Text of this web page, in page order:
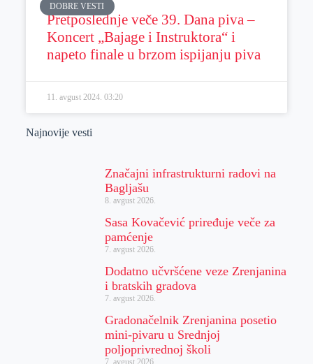
DOBRE VESTI
Pretposlednje veče 39. Dana piva –
Koncert „Bajage i Instruktora“ i
napeto finale u brzom ispijanju piva
11. avgust 2024. 03:20
Najnovije vesti
Značajni infrastrukturni radovi na
Bagljašu
8. avgust 2026.
Sasa Kovačević priređuje veče za
pamćenje
7. avgust 2026.
Dodatno učvršćene veze Zrenjanina
i bratskih gradova
7. avgust 2026.
Gradonačelnik Zrenjanina posetio
mini-pivaru u Srednjoj
poljoprivrednoj školi
7. avgust 2026.